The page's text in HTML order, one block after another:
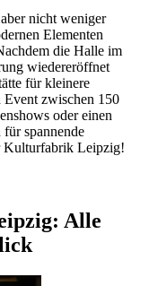
nicht weniger
Elementen
die Halle im
wiedereröffnet
für kleinere
Event zwischen 150
oder einen
spannende
Kulturfabrik Leipzig!
Alle